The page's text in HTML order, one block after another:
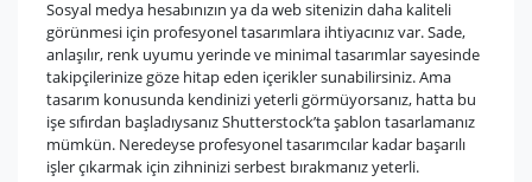
Sosyal medya hesabınızın ya da web sitenizin daha kaliteli
görünmesi için profesyonel tasarımlara ihtiyacınız var. Sade,
anlaşılır, renk uyumu yerinde ve minimal tasarımlar sayesinde
takipçilerinize göze hitap eden içerikler sunabilirsiniz. Ama
tasarım konusunda kendinizi yeterli görmüyorsanız, hatta bu
işe sıfırdan başladıysanız Shutterstock’ta şablon tasarlamanız
mümkün. Neredeyse profesyonel tasarımcılar kadar başarılı
işler çıkarmak için zihninizi serbest bırakmanız yeterli.